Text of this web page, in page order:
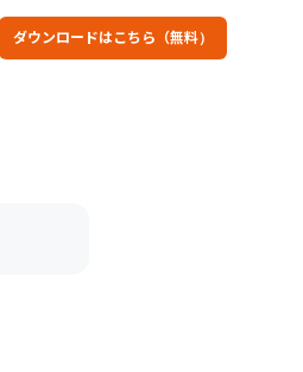
ダウンロードはこちら（無料）